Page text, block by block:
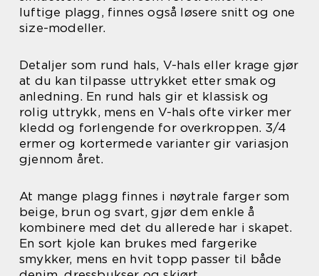
luftige plagg, finnes også løsere snitt og one
size-modeller.
Detaljer som rund hals, V-hals eller krage gjør
at du kan tilpasse uttrykket etter smak og
anledning. En rund hals gir et klassisk og
rolig uttrykk, mens en V-hals ofte virker mer
kledd og forlengende for overkroppen. 3/4
ermer og kortermede varianter gir variasjon
gjennom året.
At mange plagg finnes i nøytrale farger som
beige, brun og svart, gjør dem enkle å
kombinere med det du allerede har i skapet.
En sort kjole kan brukes med fargerike
smykker, mens en hvit topp passer til både